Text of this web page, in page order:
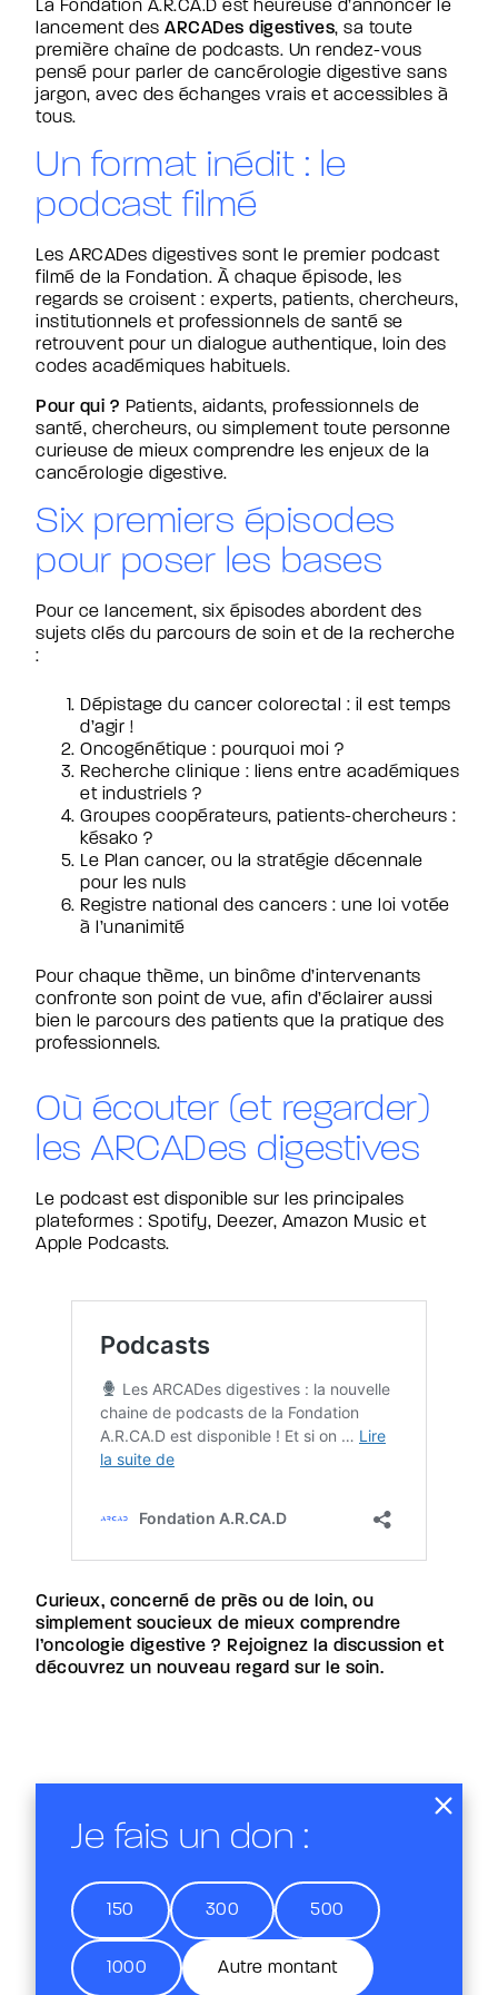
Les bases de données ARCAD
Les publications des Arcad group
Newsroom
Actualités
Presse
Événements sportifs
Podcasts
Hackathon
Pourquoi donner ?
J’agis en tant que particulier
In memoriam
J’agis en tant qu’entreprise
Healthcare Professionnals
La Fondation A.R.CA.D est heureuse d’annoncer le
lancement des ARCADes digestives, sa toute
première chaîne de podcasts. Un rendez-vous
pensé pour parler de cancérologie digestive sans
jargon, avec des échanges vrais et accessibles à
tous.
Un format inédit : le
podcast filmé
Les ARCADes digestives sont le premier podcast
filmé de la Fondation. À chaque épisode, les
regards se croisent : experts, patients, chercheurs,
institutionnels et professionnels de santé se
retrouvent pour un dialogue authentique, loin des
codes académiques habituels.
Pour qui ? Patients, aidants, professionnels de
santé, chercheurs, ou simplement toute personne
curieuse de mieux comprendre les enjeux de la
cancérologie digestive.
Six premiers épisodes
pour poser les bases
Pour ce lancement, six épisodes abordent des
sujets clés du parcours de soin et de la recherche
:
Dépistage du cancer colorectal : il est temps
d’agir !
Oncogénétique : pourquoi moi ?
Recherche clinique : liens entre académiques
et industriels ?
Groupes coopérateurs, patients-chercheurs :
késako ?
Le Plan cancer, ou la stratégie décennale
pour les nuls
Registre national des cancers : une loi votée
à l’unanimité
Pour chaque thème, un binôme d’intervenants
confronte son point de vue, afin d’éclairer aussi
bien le parcours des patients que la pratique des
professionnels.
Où écouter (et regarder)
les ARCADes digestives
Le podcast est disponible sur les principales
plateformes : Spotify, Deezer, Amazon Music et
Apple Podcasts.
Curieux, concerné de près ou de loin, ou
simplement soucieux de mieux comprendre
l’oncologie digestive ? Rejoignez la discussion et
découvrez un nouveau regard sur le soin.
Je fais un don :
150 300 500
1000 Autre montant